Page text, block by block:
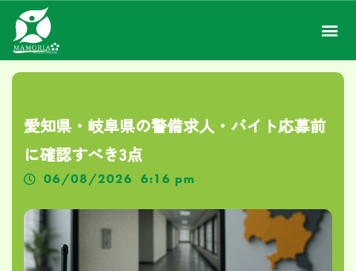
愛知県・岐阜県の警備求人・バイト応募前
に確認すべき3点
06/08/2026 6:16 pm